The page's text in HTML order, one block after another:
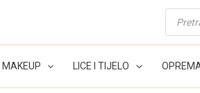
search
MAKEUP LICE I TIJELO